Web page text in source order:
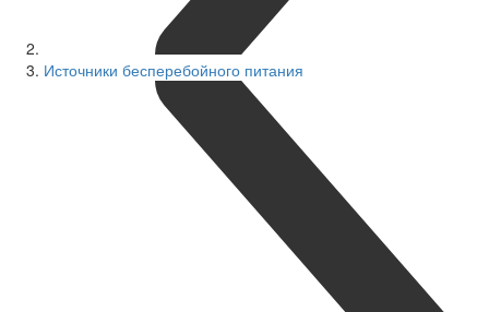
Источники бесперебойного питания